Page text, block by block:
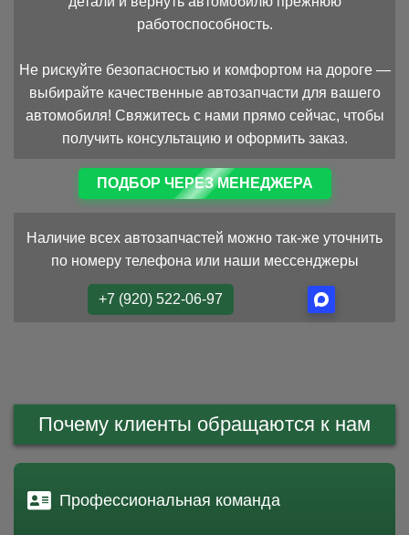
работоспособность.
Не рискуйте безопасностью и комфортом на дороге —
выбирайте качественные автозапчасти для вашего
автомобиля! Свяжитесь с нами прямо сейчас, чтобы
получить консультацию и оформить заказ.
ПОДБОР ЧЕРЕЗ МЕНЕДЖЕРА
Наличие всех автозапчастей можно так-же уточнить
по номеру телефона или наши мессенджеры
+7 (920) 522-06-97
Почему клиенты обращаются к нам
Профессиональная команда